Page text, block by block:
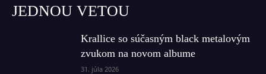
JEDNOU VETOU
Krallice so súčasným black metalovým
zvukom na novom albume
31. júla 2026